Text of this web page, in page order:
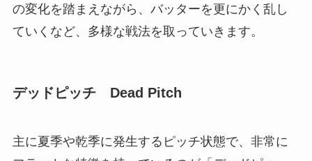
の変化を踏まえながら、バッターを更にかく乱し
ていくなど、多様な戦法を取っていきます。
デッドピッチ Dead Pitch
主に夏季や乾季に発生するピッチ状態で、非常に